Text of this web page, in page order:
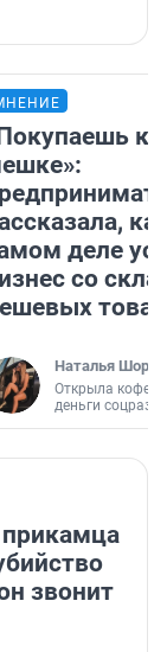
деле
со
Наталья
Открыла
деньги
прикамца
звонит